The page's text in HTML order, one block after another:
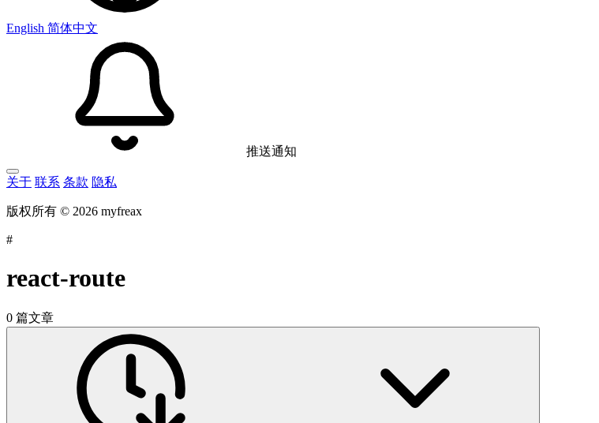
English 简体中文
推送通知
关于 联系 条款 隐私
版权所有 © 2026 myfreax
#
react-route
0 篇文章